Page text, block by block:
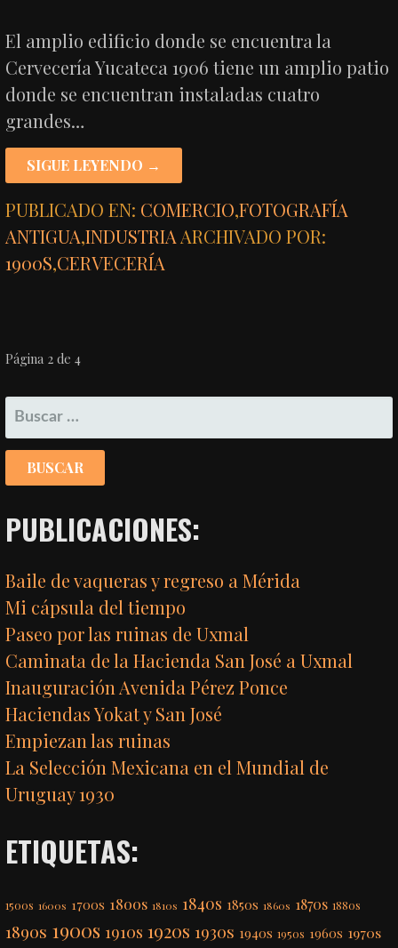
El amplio edificio donde se encuentra la
Cervecería Yucateca 1906 tiene un amplio patio
donde se encuentran instaladas cuatro
grandes…
SIGUE LEYENDO →
PUBLICADO EN: COMERCIO,FOTOGRAFÍA
ANTIGUA,INDUSTRIA ARCHIVADO POR:
1900S,CERVECERÍA
NAVEGACIÓN
POR
ENTRADA
Página 2 de 4
BUSCAR:
PUBLICACIONES:
Baile de vaqueras y regreso a Mérida
Mi cápsula del tiempo
Paseo por las ruinas de Uxmal
Caminata de la Hacienda San José a Uxmal
Inauguración Avenida Pérez Ponce
Haciendas Yokat y San José
Empiezan las ruinas
La Selección Mexicana en el Mundial de
Uruguay 1930
ETIQUETAS:
1500s 1600s 1700s 1800s 1810s 1840s 1850s 1860s 1870s 1880s
1890s 1900s 1910s 1920s 1930s 1940s 1950s 1960s 1970s